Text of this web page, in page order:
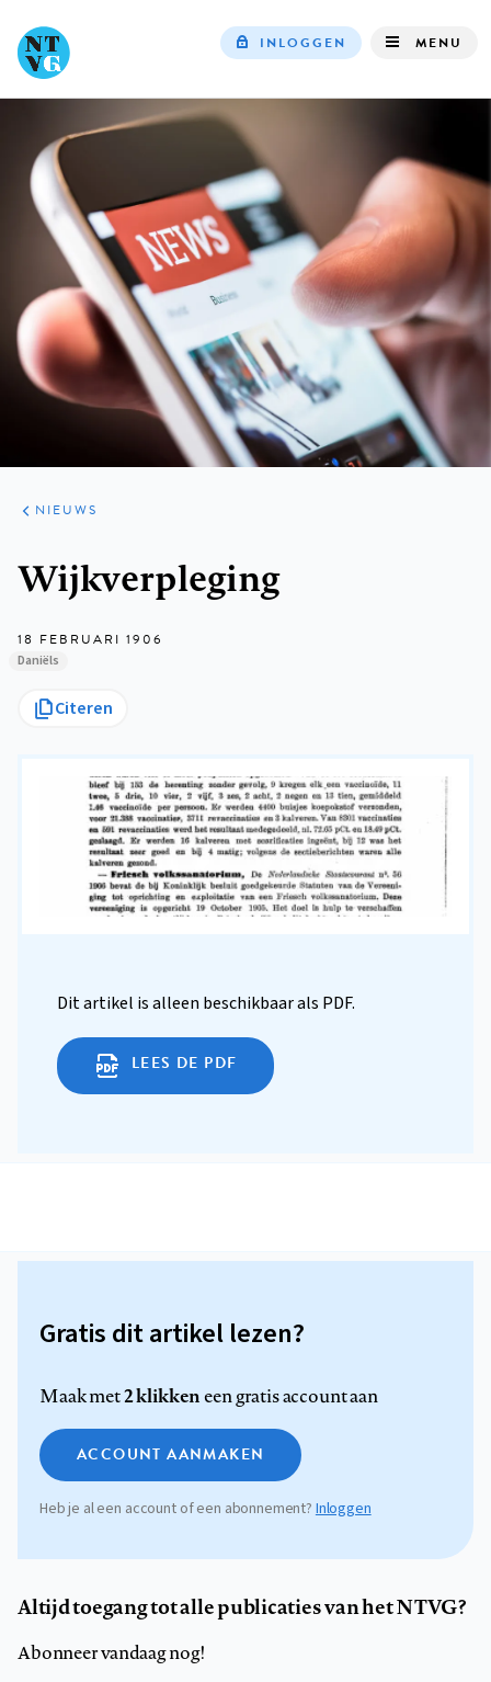
INLOGGEN MENU
ARTIKELEN
HET
KORT
NIEUWS
Wijkverpleging
18 FEBRUARI 1906
Daniëls
Citeren
Dit artikel is alleen beschikbaar als PDF.
LEES DE PDF
Gratis dit artikel lezen?
Maak met2 klikkeneen gratis account aan
ACCOUNT AANMAKEN
Heb je al een account of een abonnement? Inloggen
Altijd toegang tot alle publicaties van het NTVG?
Abonneer vandaag nog!